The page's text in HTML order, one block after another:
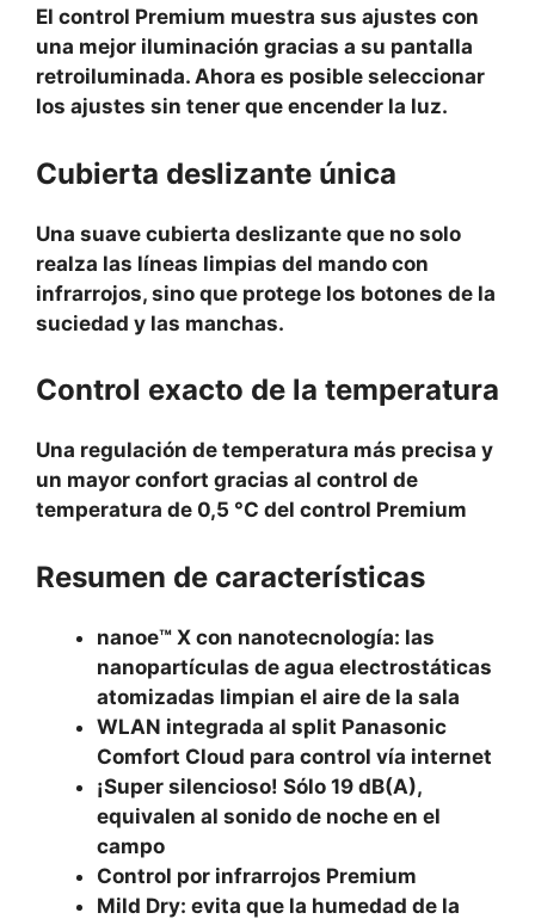
El control Premium muestra sus ajustes con
una mejor iluminación gracias a su pantalla
retroiluminada. Ahora es posible seleccionar
los ajustes sin tener que encender la luz.
Cubierta deslizante única
Una suave cubierta deslizante que no solo
realza las líneas limpias del mando con
infrarrojos, sino que protege los botones de la
suciedad y las manchas.
Control exacto de la temperatura
Una regulación de temperatura más precisa y
un mayor confort gracias al control de
temperatura de 0,5 °C del control Premium
Resumen de características
nanoe™ X con nanotecnología: las
nanopartículas de agua electrostáticas
atomizadas limpian el aire de la sala
WLAN integrada al split Panasonic
Comfort Cloud para control vía internet
¡Super silencioso! Sólo 19 dB(A),
equivalen al sonido de noche en el
campo
Control por infrarrojos Premium
Mild Dry: evita que la humedad de la